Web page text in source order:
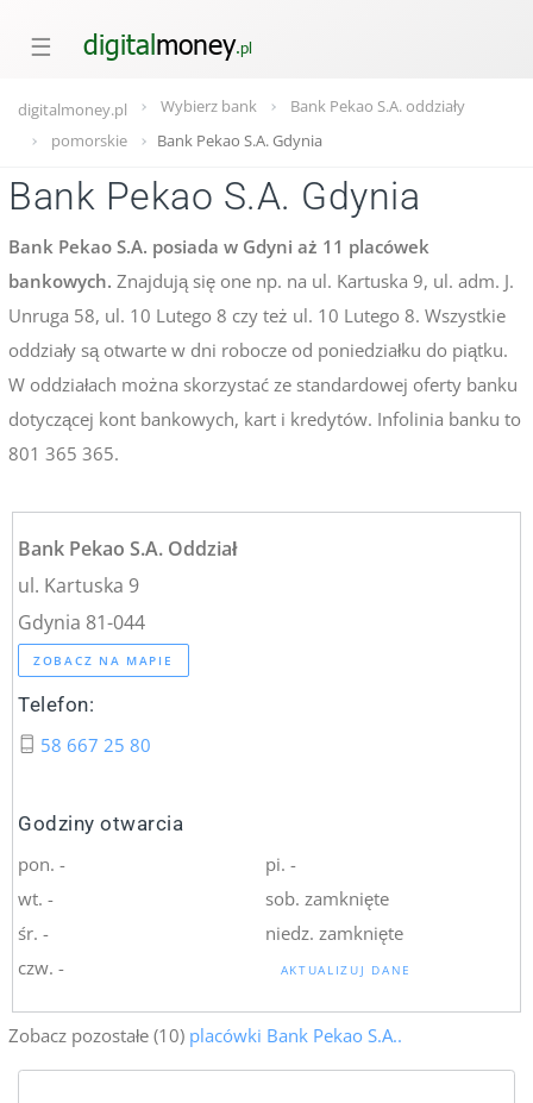
☰
digitalmoney.pl Wybierz bank
Bank Pekao S.A. oddziały
pomorskie
Bank Pekao S.A. Gdynia
Bank Pekao S.A. Gdynia
Bank Pekao S.A. posiada w Gdyni aż 11 placówek
bankowych. Znajdują się one np. na ul. Kartuska 9, ul. adm. J.
Unruga 58, ul. 10 Lutego 8 czy też ul. 10 Lutego 8. Wszystkie
oddziały są otwarte w dni robocze od poniedziałku do piątku.
W oddziałach można skorzystać ze standardowej oferty banku
dotyczącej kont bankowych, kart i kredytów. Infolinia banku to
801 365 365.
Bank Pekao S.A. Oddział
ul. Kartuska 9
Gdynia 81-044
ZOBACZ NA MAPIE
Telefon:
58 667 25 80
Godziny otwarcia
pon. -
wt. -
śr. -
czw. -
pi. -
sob. zamknięte
niedz. zamknięte
AKTUALIZUJ DANE
Zobacz pozostałe (10) placówki Bank Pekao S.A..